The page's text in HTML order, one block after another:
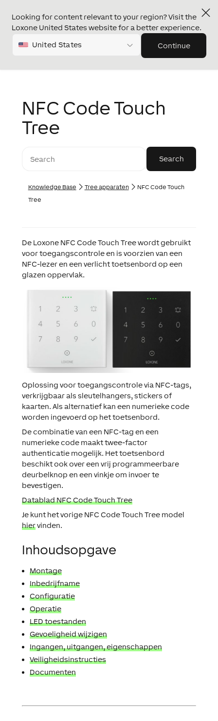
Looking for content relevant to your region? Visit the
Loxone United States website for a better experience.
United States Continue
NFC Code Touch
Tree
Knowledge Base Tree apparaten
NFC Code Touch
Tree
De Loxone NFC Code Touch Tree wordt gebruikt
voor toegangscontrole en is voorzien van een
NFC-lezer en een verlicht toetsenbord op een
glazen oppervlak.
Oplossing voor toegangscontrole via NFC-tags,
verkrijgbaar als sleutelhangers, stickers of
kaarten. Als alternatief kan een numerieke code
worden ingevoerd op het toetsenbord.
De combinatie van een NFC-tag en een
numerieke code maakt twee-factor
authenticatie mogelijk. Het toetsenbord
beschikt ook over een vrij programmeerbare
deurbelknop en een vinkje om invoer te
bevestigen.
Datablad NFC Code Touch Tree
Je kunt het vorige NFC Code Touch Tree model
hiervinden.
Inhoudsopgave
Montage
Inbedrijfname
Configuratie
Operatie
LED toestanden
Gevoeligheid wijzigen
Ingangen, uitgangen, eigenschappen
Veiligheidsinstructies
Documenten